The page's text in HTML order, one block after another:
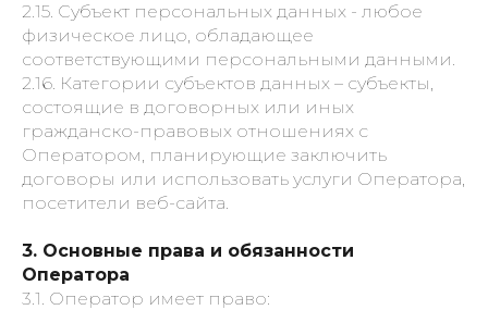
2.15. Субъект персональных данных - любое
физическое лицо, обладающее
соответствующими персональными данными.
2.16. Категории субъектов данных – субъекты,
состоящие в договорных или иных
гражданско-правовых отношениях с
Оператором, планирующие заключить
договоры или использовать услуги Оператора,
посетители веб-сайта.
3. Основные права и обязанности
Оператора
3.1. Оператор имеет право: